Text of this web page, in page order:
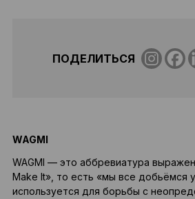
ПОДЕЛИТЬСЯ
WAGMI
WAGMI — это аббревиатура
Make It», то есть «мы все добьёмся
используется для борьбы с